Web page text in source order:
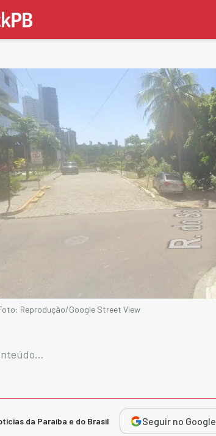
Reprodução/Google Street View
da Paraíba e do Brasil Seguir no Google